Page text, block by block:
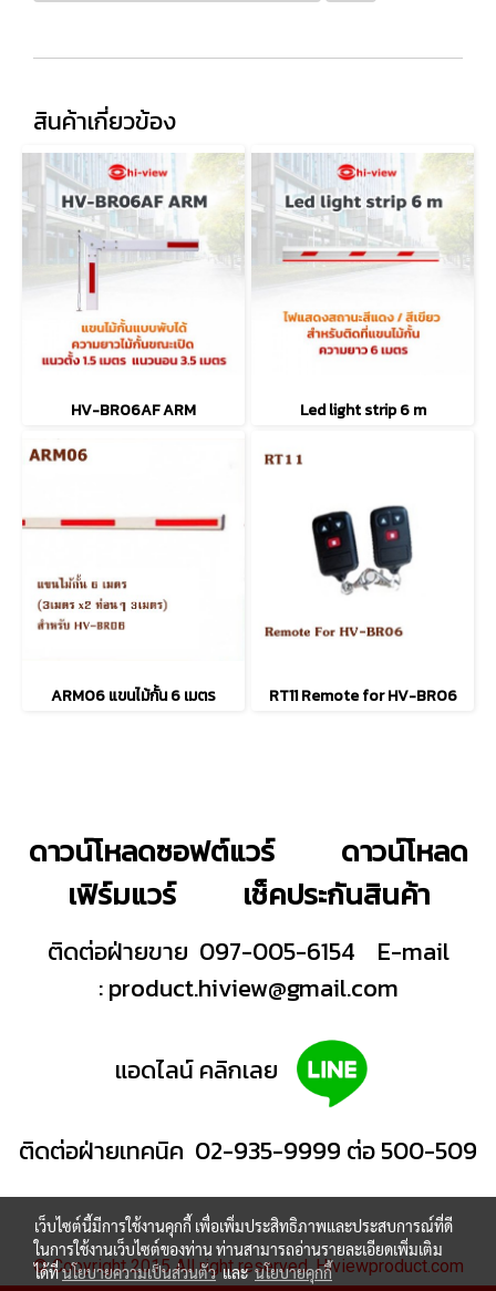
สินค้าเกี่ยวข้อง
HV-BR06AF ARM Led light strip 6 m
ARM06 แขนไม้กั้น 6 เมตร RT11 Remote for HV-BR06
ดาวน์โหลดซอฟต์แวร์
ดาวน์โหลด
เฟิร์มแวร์
เช็คประกันสินค้า
ติดต่อฝ่ายขาย 097-005-6154
E-mail
:product.hiview@gmail.com
แอดไลน์ คลิกเลย
ติดต่อฝ่ายเทคนิค 02-935-9999 ต่อ 500-509
© Copyright 2015 All right reserved. Hiviewproduct.com
เว็บไซต์นี้มีการใช้งานคุกกี้ เพื่อเพิ่มประสิทธิภาพและประสบการณ์ที่ดี
ในการใช้งานเว็บไซต์ของท่าน ท่านสามารถอ่านรายละเอียดเพิ่มเติม
ได้ที่นโยบายความเป็นส่วนตัวและนโยบายคุกกี้